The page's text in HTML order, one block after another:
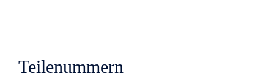
Teilenummern